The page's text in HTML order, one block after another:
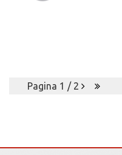
Pagina 1 / 2